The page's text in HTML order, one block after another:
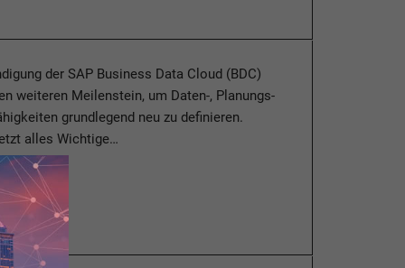
der SAP Business Data Cloud (BDC)
weiteren Meilenstein, um Daten-, Planungs-
grundlegend neu zu definieren.
alles Wichtige…